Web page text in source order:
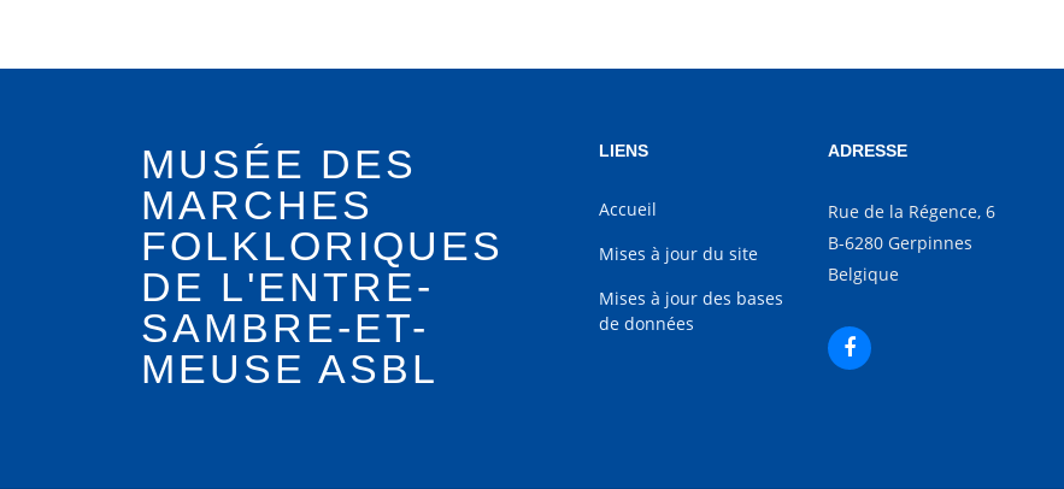
MUSÉE DES
MARCHES
FOLKLORIQUES
DE L'ENTRE-
SAMBRE-ET-
MEUSE ASBL
LIENS
Accueil
Mises à jour du site
Mises à jour des bases
de données
ADRESSE
Rue de la Régence, 6
B-6280 Gerpinnes
Belgique